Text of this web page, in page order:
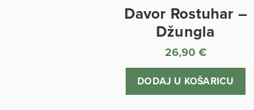
Davor Rostuhar –
Džungla
26,90 €
DODAJ U KOŠARICU